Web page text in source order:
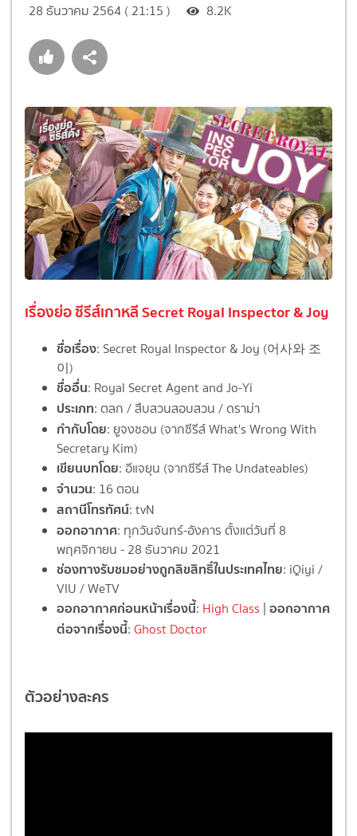
28 ธันวาคม 2564 ( 21:15 ) 8.2K
เรื่องย่อ ซีรีส์เกาหลี Secret Royal Inspector & Joy
ชื่อเรื่อง: Secret Royal Inspector & Joy (어사와 조
이)
ชื่ออื่น: Royal Secret Agent and Jo-Yi
ประเภท: ตลก / สืบสวนสอบสวน / ดราม่า
กำกับโดย: ยูจงซอน (จากซีรีส์ What's Wrong With
Secretary Kim)
เขียนบทโดย: อีแจยุน (จากซีรีส์ The Undateables)
จำนวน: 16 ตอน
สถานีโทรทัศน์: tvN
ออกอากาศ: ทุกวันจันทร์-อังคาร ตั้งแต่วันที่ 8
พฤศจิกายน - 28 ธันวาคม 2021
ช่องทางรับชมอย่างถูกลิขสิทธิ์ในประเทศไทย: iQiyi /
VIU / WeTV
ออกอากาศก่อนหน้าเรื่องนี้: High Class | ออกอากาศ
ต่อจากเรื่องนี้: Ghost Doctor
ตัวอย่างละคร